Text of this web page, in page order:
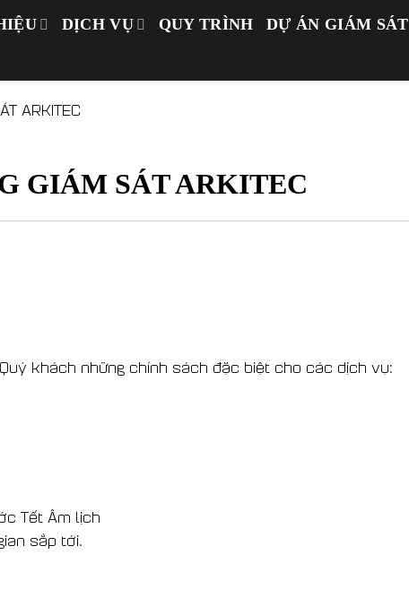
DỊCH VỤ QUY TRÌNH DỰ ÁN GIÁM SÁT
ARKITEC
GIÁM SÁT ARKITEC
Quý khách những chính sách đặc biệt cho các dịch vụ:
Tết Âm lịch
sắp tới.